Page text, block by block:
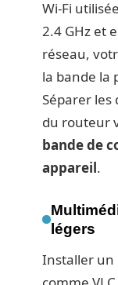
Wi-Fi
2.4 GHz et
réseau,
la bande la
Séparer les
du routeur
bande de
appareil.
légers
Installer un